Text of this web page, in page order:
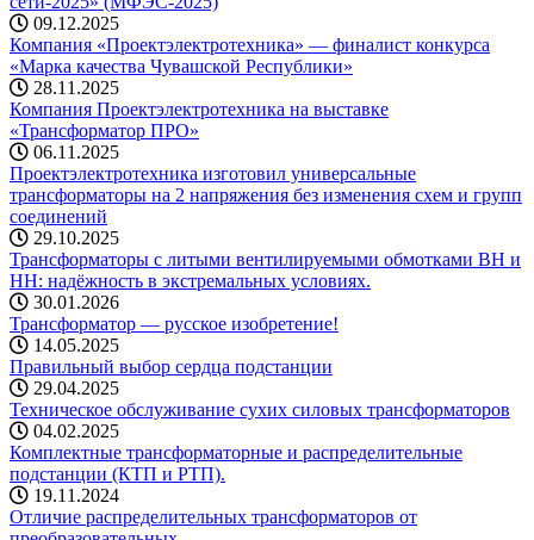
09.12.2025
Компания «Проектэлектротехника» — финалист конкурса
«Марка качества Чувашской Республики»
28.11.2025
Компания Проектэлектротехника на выставке
«Трансформатор ПРО»
06.11.2025
Проектэлектротехника изготовил универсальные
трансформаторы на 2 напряжения без изменения схем и групп
соединений
29.10.2025
Трансформаторы с литыми вентилируемыми обмотками ВН и
НН: надёжность в экстремальных условиях.
30.01.2026
Трансформатор — русское изобретение!
14.05.2025
Правильный выбор сердца подстанции
29.04.2025
Техническое обслуживание сухих силовых трансформаторов
04.02.2025
Комплектные трансформаторные и распределительные
подстанции (КТП и РТП).
19.11.2024
Отличие распределительных трансформаторов от